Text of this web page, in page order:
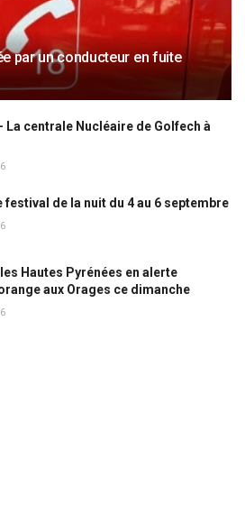
par un conducteur en fuite
La centrale Nucléaire de Golfech à
festival de la nuit du 4 au 6 septembre
Hautes Pyrénées en alerte
aux Orages ce dimanche